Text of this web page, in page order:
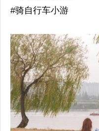
#骑自行车小游